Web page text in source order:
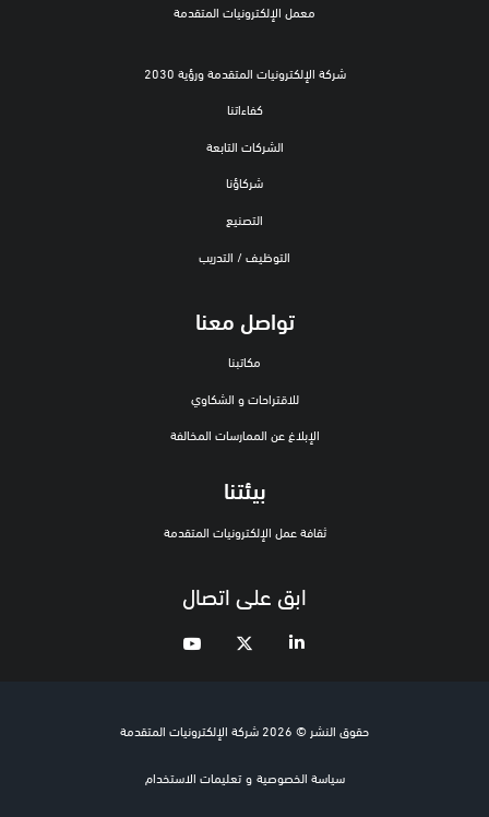
معمل الإلكترونيات المتقدمة
شركة الإلكترونيات المتقدمة ورؤية 2030
كفاءاتنا
الشركات التابعة
شركاؤنا
التصنيع
التوظيف / التدريب
تواصل معنا
مكاتبنا
للاقتراحات و الشكاوي
الإبلاغ عن الممارسات المخالفة
بيئتنا
ثقافة عمل الإلكترونيات المتقدمة
ابق على اتصال
حقوق النشر © 2026 شركة الإلكترونيات المتقدمة
سياسة الخصوصية و تعليمات الاستخدام